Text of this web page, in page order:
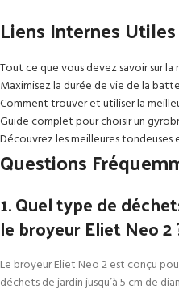
Liens Internes Utiles
Tout ce que vous devez savoir sur
Maximisez la durée de vie de la
Comment trouver et utiliser la
Guide complet pour choisir un
Découvrez les meilleures
Questions
1. Quel type de
le broyeur Eliet Neo 2
Le broyeur Eliet Neo 2 est conçu
déchets de jardin jusqu’à 5 cm de